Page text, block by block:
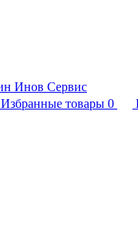
Избранные товары 0